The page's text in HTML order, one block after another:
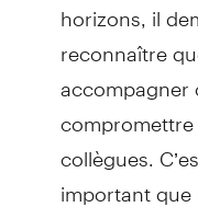
horizons, il
reconnaître
collègues.
important